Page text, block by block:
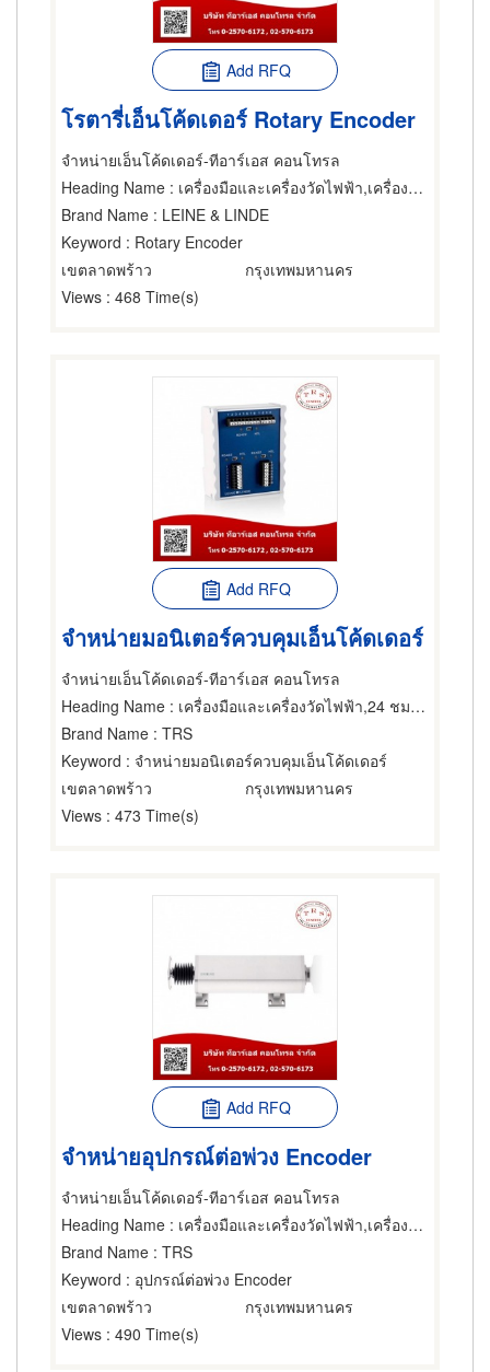
Add RFQ
โรตารี่เอ็นโค้ดเดอร์ Rotary Encoder
จำหน่ายเอ็นโค้ดเดอร์-ทีอาร์เอส คอนโทรล
Heading Name : เครื่องมือและเครื่องวัดไฟฟ้า,เครื่องมือและเครื่องวัดไฟฟ้า,24 ชม. ไฟฟ้า-อุปกรณ์เครื่องใช้-ซ่อมและบริการ
Brand Name : LEINE & LINDE
Keyword : Rotary Encoder
เขตลาดพร้าว
กรุงเทพมหานคร
Views : 468 Time(s)
Add RFQ
จำหน่ายมอนิเตอร์ควบคุมเอ็นโค้ดเดอร์
จำหน่ายเอ็นโค้ดเดอร์-ทีอาร์เอส คอนโทรล
Heading Name : เครื่องมือและเครื่องวัดไฟฟ้า,24 ชม. คอมพิวเตอร์และอุปกรณ์ต่อพ่วง,ผู้ขายเครื่องมือและอุปกรณ์อิเล็กทรอนิกส์
Brand Name : TRS
Keyword : จำหน่ายมอนิเตอร์ควบคุมเอ็นโค้ดเดอร์
เขตลาดพร้าว
กรุงเทพมหานคร
Views : 473 Time(s)
Add RFQ
จำหน่ายอุปกรณ์ต่อพ่วง Encoder
จำหน่ายเอ็นโค้ดเดอร์-ทีอาร์เอส คอนโทรล
Heading Name : เครื่องมือและเครื่องวัดไฟฟ้า,เครื่องมือและเครื่องวัดไฟฟ้า,งานทางอุตสาหกรรมทดสอบ
Brand Name : TRS
Keyword : อุปกรณ์ต่อพ่วง Encoder
เขตลาดพร้าว
กรุงเทพมหานคร
Views : 490 Time(s)